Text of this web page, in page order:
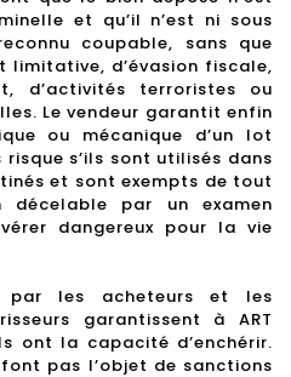
et qu’il n’est ni sous
coupable, sans que
limitative, d’évasion fiscale,
d’activités terroristes ou
Le vendeur garantit enfin
ou mécanique d’un lot
s’ils sont utilisés dans
et sont exempts de tout
décelable par un examen
dangereux pour la vie
par les acheteurs et les
garantissent à ART
ont la capacité d’enchérir.
pas l’objet de sanctions